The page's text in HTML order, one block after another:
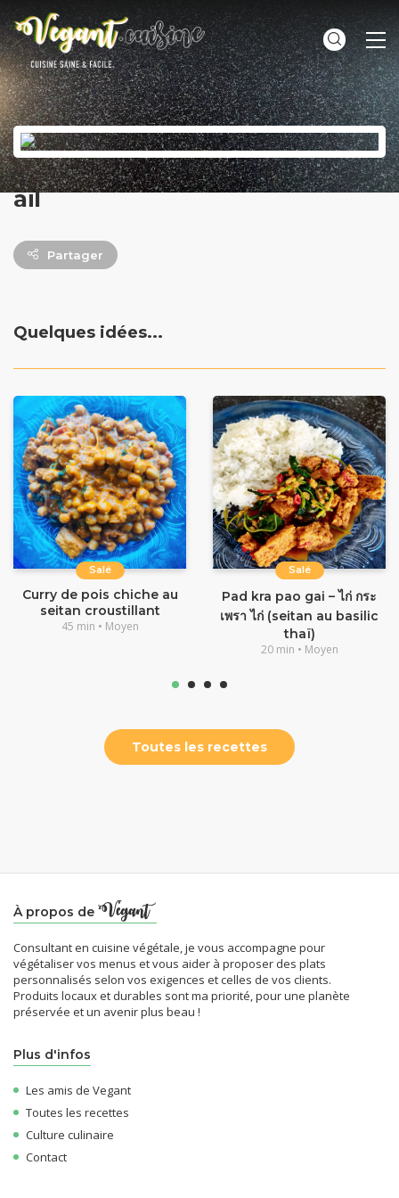
ail
Partager
Quelques idées...
Salé
Curry de pois chiche au
seitan croustillant
45 min • Moyen
Salé
Pad kra pao gai – ไก่ กระ
เพรา ไก่ (seitan au basilic
thaï)
20 min • Moyen
Toutes les recettes
À propos de
Consultant en cuisine végétale, je vous accompagne pour
végétaliser vos menus et vous aider à proposer des plats
personnalisés selon vos exigences et celles de vos clients.
Produits locaux et durables sont ma priorité, pour une planète
préservée et un avenir plus beau !
Plus d'infos
Les amis de Vegant
Toutes les recettes
Culture culinaire
Contact